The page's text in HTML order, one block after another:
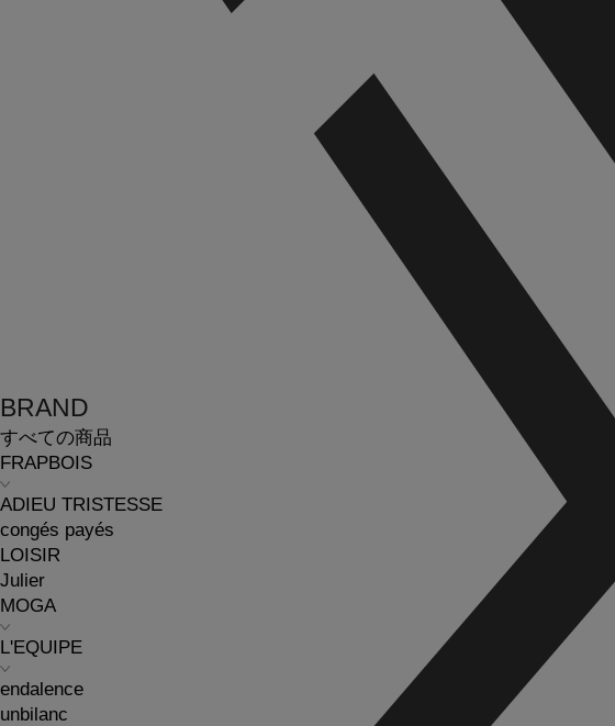
BRAND
すべての商品
FRAPBOIS
ADIEU TRISTESSE
congés payés
LOISIR
Julier
MOGA
L'EQUIPE
endalence
unbilanc